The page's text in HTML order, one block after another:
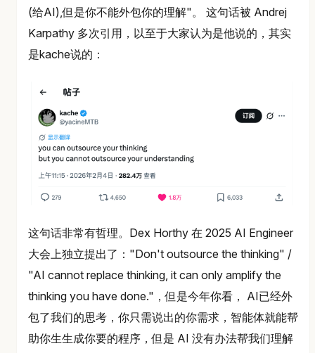
(给AI),但是你不能外包你的理解"。 这句话被 Andrej
Karpathy 多次引用，以至于大家认为是他说的，其实
是kache说的：
这句话非常有哲理。Dex Horthy 在 2025 AI Engineer
大会上独立提出了："Don't outsource the thinking" /
"AI cannot replace thinking, it can only amplify the
thinking you have done."，但是今年你看， AI已经外
包了我们的思考，你只需说出的你需求，智能体就能帮
助你生生成你要的程序，但是 AI 没有办法帮我们理解